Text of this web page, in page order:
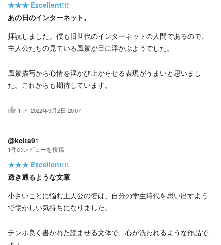
★★★ Excellent!!!
あの日のインターネット。
拝読しました。僕も旧世代のインターネットの人間であるので、
主人公たちの見ている風景が目に浮かぶようでした。
風景描写から心情を浮かび上がらせる表現がうまいと思いまし
た。これからも期待しています。
1 2022年9月2日 20:07
@keita91
1件のレビューを投稿
★★★ Excellent!!!
透き通るような文章
小さいことに悩む主人公の姿は、自分の学生時代を思い出すよう
で懐かしい気持ちになりました。
テンポ良く書かれた読ませる文体で、心が洗われるような作品で